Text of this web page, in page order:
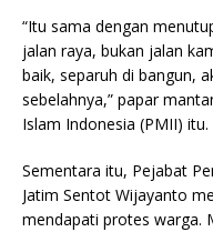
“Itu sama dengan
jalan raya, bukan jalan
baik, separuh di bangun,
sebelahnya,” papar
Islam Indonesia (PMII) itu.
Sementara itu, Pejabat
Jatim Sentot Wijayanto
mendapati protes warga.